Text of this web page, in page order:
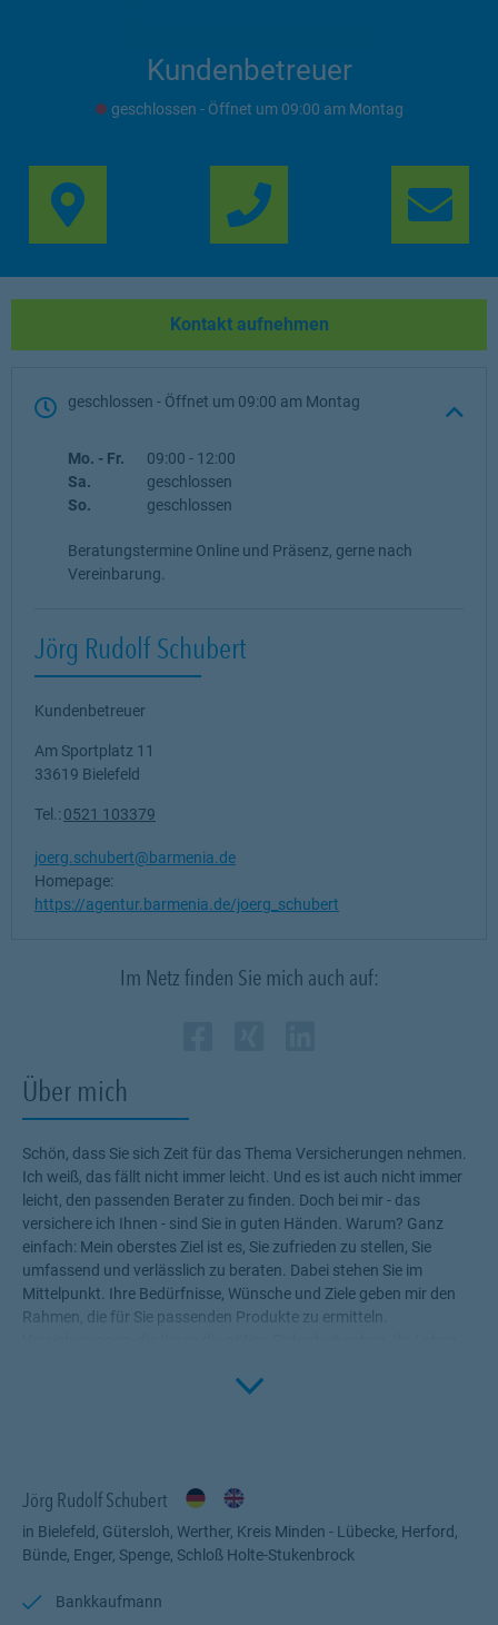
Kundenbetreuer
geschlossen - Öffnet um 09:00 Montag
Link Opens in New
Über mich
Schön, dass Sie sich Zeit für das Thema Versicherungen nehmen.
Ich weiß, das fällt nicht immer leicht. Und es ist auch nicht immer
leicht, den passenden Berater zu finden. Doch bei mir - das
versichere ich Ihnen - sind Sie in guten Händen. Warum? Ganz
einfach: Mein oberstes Ziel ist es, Sie zufrieden zu stellen, Sie
umfassend und verlässlich zu beraten. Dabei stehen Sie im
Mittelpunkt. Ihre Bedürfnisse, Wünsche und Ziele geben mir den
Rahmen, die für Sie passenden Produkte zu ermitteln.
Fachwissen, meiner Begeisterung für alle Fragen rund um das
Click to
Jörg Rudolf Schubert
in Bielefeld, Gütersloh, Werther, Kreis Minden - Lübecke, Herford,
Bünde, Enger, Spenge, Schloß Holte-Stukenbrock
Bankkaufmann
Kontakt aufnehmen
geschlossen - Öffnet um 09:00 Montag
Wochentag Öffnungszeiten
Mo. - Fr. 09:00 - 12:00
Sa.
geschlossen
So.
geschlossen
Beratungstermine Online und Präsenz, gerne nach
Vereinbarung.
Jörg Rudolf Schubert
Kundenbetreuer
Am Sportplatz 11
33619 Bielefeld
Tel.: 0521 103379
joerg.schubert@barmenia.de
Homepage:
https://agentur.barmenia.de/joerg_schubert
Im Netz finden Sie mich auch auf: